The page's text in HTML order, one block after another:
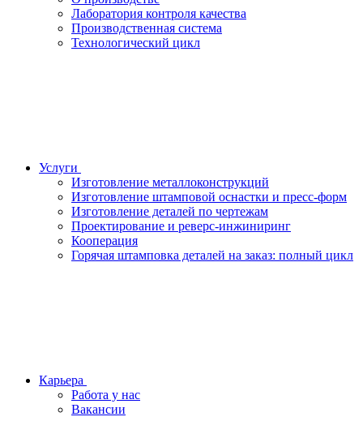
Лаборатория контроля качества
Производственная система
Технологический цикл
Услуги
Изготовление металлоконструкций
Изготовление штамповой оснастки и пресс-форм
Изготовление деталей по чертежам
Проектирование и реверс-инжиниринг
Кооперация
Горячая штамповка деталей на заказ: полный цикл
Карьера
Работа у нас
Вакансии